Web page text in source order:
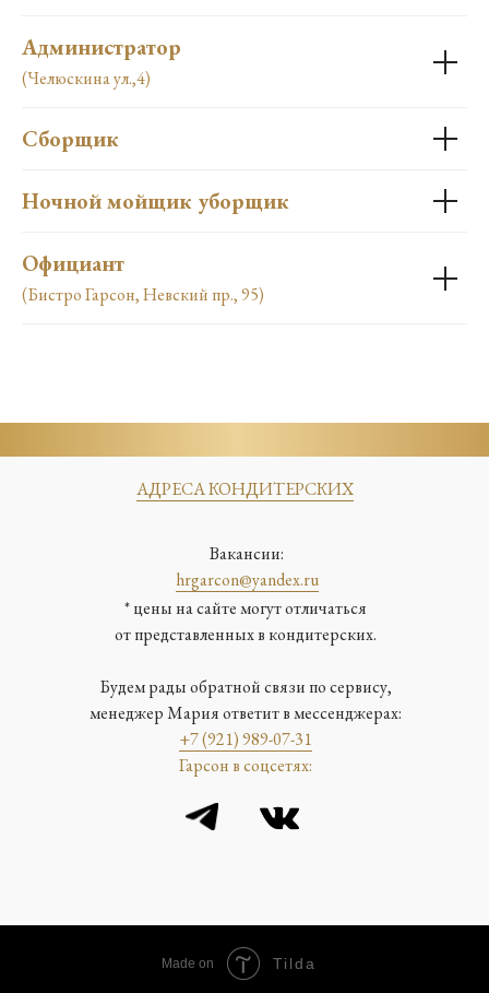
Администратор
(Челюскина ул.,4)
Сборщик
Ночной мойщик уборщик
Официант
(Бистро Гарсон, Невский пр., 95)
Вакансии:
hrgarcon@yandex.ru
АДРЕСА КОНДИТЕРСКИХ
* цены на сайте могут отличаться
от представленных в кондитерских.
Будем рады обратной связи по сервису,
менеджер Мария ответит в мессенджерах:
+7 (921) 989-07-31
Гарсон в соцсетях:
Made on Tilda